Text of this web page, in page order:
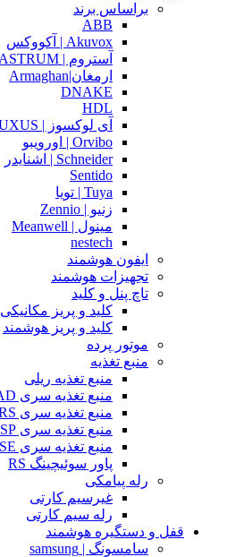
براساس برند
ABB
Akuvox | آکووکس
آستروم | ASTRUM
ارمغان|Armaghan
DNAKE
HDL
آی لوکسوز | I LUXUS
Orvibo | اورویبو
Schneider | اشنایدر
Sentido
Tuya | تویا
زنیو | Zennio
مینول | Meanwell
nestech
ایفون هوشمند
تجهیزات هوشمند
تاچ پنل و کلید
کلید و پریز مکانیکی
کلید و پریز هوشمند
موتور پرده
منبع تغذیه
منبع تغذیه ریلی
منبع تغذیه سری AD
منبع تغذیه سری LRS
منبع تغذیه سری RSP
منبع تغذیه سری SE
پاور سوئیچینگ RS
رله پیامکی
غیرسیم کارتی
رله سیم کارتی
قفل و دستگیره هوشمند
سامسونگ | samsung